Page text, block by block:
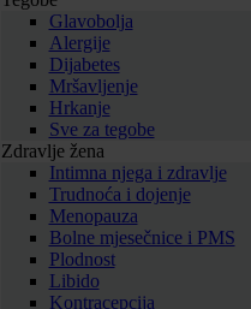
Glavobolja
Alergije
Dijabetes
Mršavljenje
Hrkanje
Sve za tegobe
Zdravlje žena
Intimna njega i zdravlje
Trudnoća i dojenje
Menopauza
Bolne mjesečnice i PMS
Plodnost
Libido
Kontracepcija